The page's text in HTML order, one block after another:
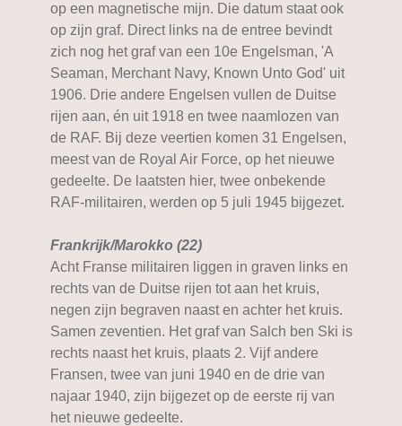
op een magnetische mijn. Die datum staat ook
op zijn graf. Direct links na de entree bevindt
zich nog het graf van een 10e Engelsman, 'A
Seaman, Merchant Navy, Known Unto God' uit
1906. Drie andere Engelsen vullen de Duitse
rijen aan, én uit 1918 en twee naamlozen van
de RAF. Bij deze veertien komen 31 Engelsen,
meest van de Royal Air Force, op het nieuwe
gedeelte. De laatsten hier, twee onbekende
RAF-militairen, werden op 5 juli 1945 bijgezet.
Frankrijk/Marokko (22)
Acht Franse militairen liggen in graven links en
rechts van de Duitse rijen tot aan het kruis,
negen zijn begraven naast en achter het kruis.
Samen zeventien. Het graf van Salch ben Ski is
rechts naast het kruis, plaats 2. Vijf andere
Fransen, twee van juni 1940 en de drie van
najaar 1940, zijn bijgezet op de eerste rij van
het nieuwe gedeelte.